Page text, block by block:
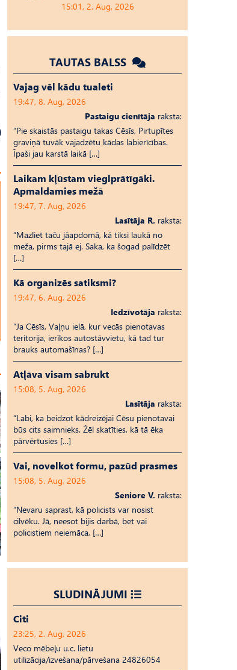
15:01, 2. Aug, 2026
TAUTAS BALSS
Vajag vēl kādu tualeti
19:47, 8. Aug, 2026
Pastaigu cienītāja raksta:
“Pie skaistās pastaigu takas Cēsīs, Pirtupītes
graviņā tuvāk vajadzētu kādas labierīcības.
Īpaši jau karstā laikā […]
Laikam kļūstam vieglprātīgāki.
Apmaldamies mežā
19:47, 7. Aug, 2026
Lasītāja R. raksta:
“Mazliet taču jāapdomā, kā tiksi laukā no
meža, pirms tajā ej. Saka, ka šogad palīdzēt
[…]
Kā organizēs satiksmi?
19:47, 6. Aug, 2026
Iedzīvotāja raksta:
“Ja Cēsīs, Vaļņu ielā, kur vecās pienotavas
teritorija, ierīkos autostāvvietu, kā tad tur
brauks automašīnas? […]
Atļāva visam sabrukt
15:08, 5. Aug, 2026
Lasītāja raksta:
“Labi, ka beidzot kādreizējai Cēsu pienotavai
būs cits saimnieks. Žēl skatīties, kā tā ēka
pārvērtusies […]
Vai, novelkot formu, pazūd prasmes
15:08, 5. Aug, 2026
Seniore V. raksta:
“Nevaru saprast, kā policists var nosist
cilvēku. Jā, neesot bijis darbā, bet vai
policistiem neiemāca, […]
SLUDINĀJUMI
Citi
23:25, 2. Aug, 2026
Veco mēbeļu u.c. lietu
utilizācija/izvešana/pārvešana 24826054